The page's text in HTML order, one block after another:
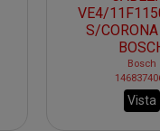
VE4/
S/
Bosch
Vista